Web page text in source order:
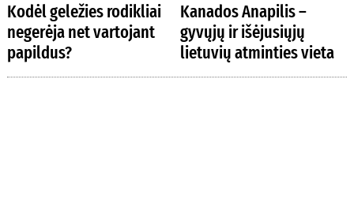
Kodėl geležies rodikliai
negerėja net vartojant
papildus?
Kanados Anapilis –
gyvųjų ir išėjusiųjų
lietuvių atminties vieta